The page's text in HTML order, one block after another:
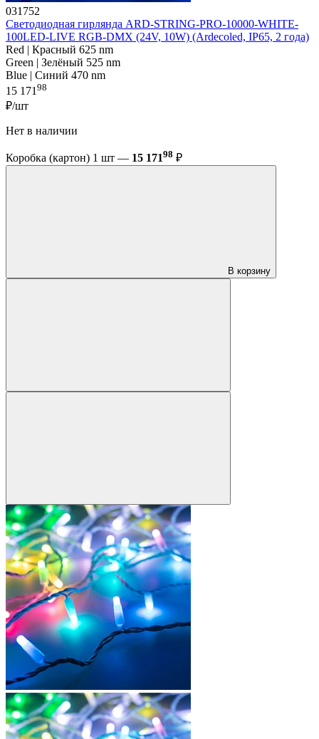
031752
Светодиодная гирлянда ARD-STRING-PRO-10000-WHITE-
100LED-LIVE RGB-DMX (24V, 10W) (Ardecoled, IP65, 2 года)
Red | Красный 625 nm
Green | Зелёный 525 nm
Blue | Синий 470 nm
15 171 98
₽/шт
Нет в наличии
Коробка (картон) 1 шт — 15 17198 ₽
В корзину